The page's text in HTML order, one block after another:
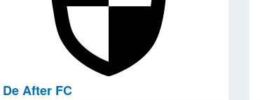
De After FC